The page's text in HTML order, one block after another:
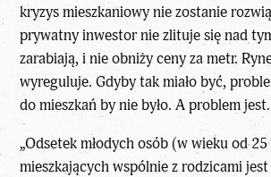
kryzys mieszkaniowy nie zostanie
prywatny inwestor nie zlituje się nad
zarabiają, i nie obniży ceny za metr.
wyreguluje. Gdyby tak miało być,
do mieszkań by nie było. A problem
„Odsetek młodych osób (w wieku od
mieszkających wspólnie z rodzicami